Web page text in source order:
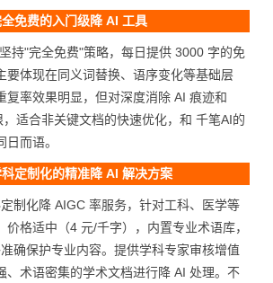
免费的入门级降 AI 工具
持"完全免费"策略，每日提供 3000 字的免
要体现在同义词替换、语序变化等基础层
复率效果明显，但对深度消除 AI 痕迹和
适合非关键文档的快速优化，和 千笔AI的
而语。
定制化的精准降 AI 解决方案
制化降 AIGC 率服务，针对工科、医学等
价格适中（4 元/千字），内置专业术语库，
确保护专业内容。提供学科专家审核增值
、术语密集的学术文档进行降 AI 处理。不